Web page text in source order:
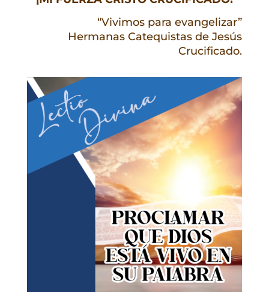
“Vivimos para evangelizar”
Hermanas Catequistas de Jesús
Crucificado.